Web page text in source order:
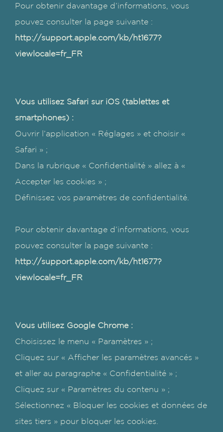
Pour obtenir davantage d’informations, vous
pouvez consulter la page suivante :
http://support.apple.com/kb/ht1677?
viewlocale=fr_FR
Vous utilisez Safari sur iOS (tablettes et
smartphones) :
Ouvrir l’application « Réglages » et choisir «
Safari » ;
Dans la rubrique « Confidentialité » allez à «
Accepter les cookies » ;
Définissez vos paramètres de confidentialité.
Pour obtenir davantage d’informations, vous
pouvez consulter la page suivante :
http://support.apple.com/kb/ht1677?
viewlocale=fr_FR
Vous utilisez Google Chrome :
Choisissez le menu « Paramètres » ;
Cliquez sur « Afficher les paramètres avancés »
et aller au paragraphe « Confidentialité » ;
Cliquez sur « Paramètres du contenu » ;
Sélectionnez « Bloquer les cookies et données de
sites tiers » pour bloquer les cookies.